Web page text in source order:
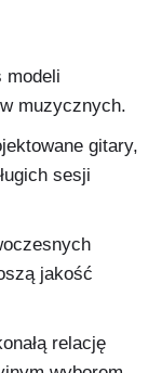
modeli
muzycznych.
gitary,
sesji
jakość
relację